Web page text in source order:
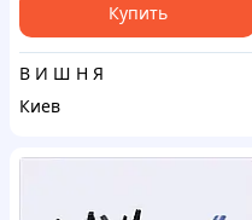
Купить
В И Ш Н Я
Киев